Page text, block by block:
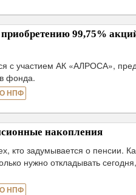
99,75%
с участием АК «АЛРОСА»,
фонда.
НПФ
накопления
задумывается о пенсии.
нужно откладывать
НПФ